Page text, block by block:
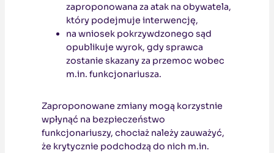
zaproponowana za atak na obywatela,
który podejmuje interwencję,
na wniosek pokrzywdzonego sąd
opublikuje wyrok, gdy sprawca
zostanie skazany za przemoc wobec
m.in. funkcjonariusza.
Zaproponowane zmiany mogą korzystnie
wpłynąć na bezpieczeństwo
funkcjonariuszy, chociaż należy zauważyć,
że krytycznie podchodzą do nich m.in.